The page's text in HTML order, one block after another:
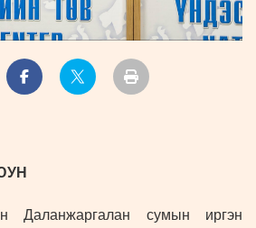
Даланжаргалан сумын иргэн